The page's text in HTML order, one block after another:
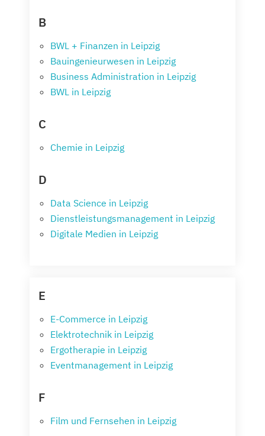
B
BWL + Finanzen in Leipzig
Bauingenieurwesen in Leipzig
Business Administration in Leipzig
BWL in Leipzig
C
Chemie in Leipzig
D
Data Science in Leipzig
Dienstleistungsmanagement in Leipzig
Digitale Medien in Leipzig
E
E-Commerce in Leipzig
Elektrotechnik in Leipzig
Ergotherapie in Leipzig
Eventmanagement in Leipzig
F
Film und Fernsehen in Leipzig